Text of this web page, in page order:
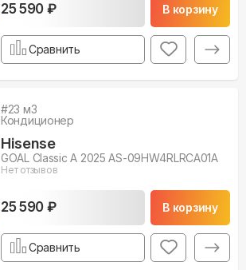
25 590 ₽ В корзину
Сравнить
#23 м3
Кондиционер
Hisense
GOAL Classic A 2025 AS-09HW4RLRCA01A
Нет отзывов
25 590 ₽ В корзину
Сравнить